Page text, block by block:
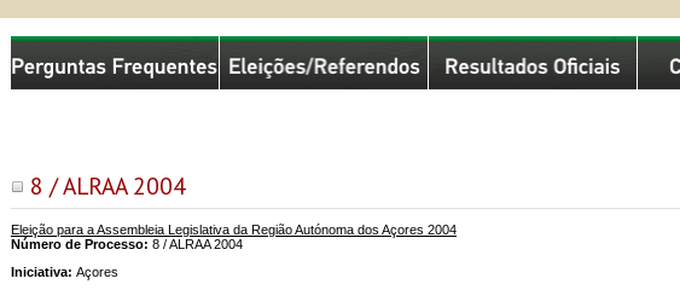
8 / ALRAA 2004
Eleição para a Assembleia Legislativa da Região Autónoma dos Açores 2004
Número de Processo: 8 / ALRAA 2004
Iniciativa: Açores
Comissão Nacional de Eleições